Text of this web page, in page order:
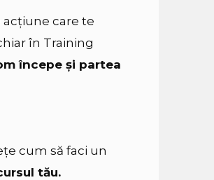
acțiune care te
în Training
începe și partea
cum să faci un
tău.